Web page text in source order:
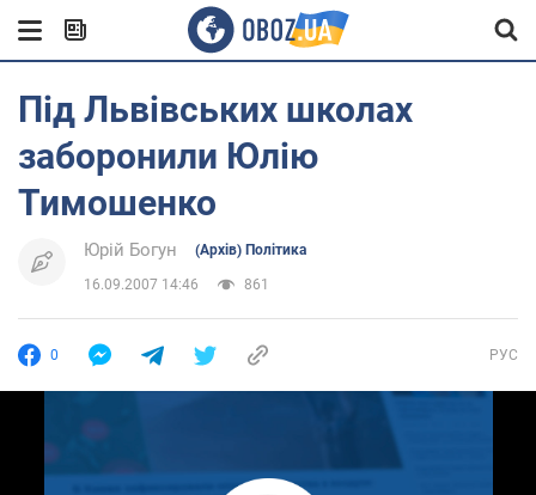
Під Львівських школах
заборонили Юлію
Тимошенко
Юрій Богун (Архів) Політика
16.09.2007 14:46 861
0 РУС